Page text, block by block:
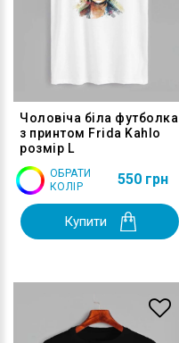
Чоловіча біла футболка
з принтом Frida Kahlo
розмір L
ОБРАТИ
КОЛІР
550 грн
Купити